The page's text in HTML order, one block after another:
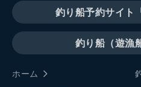
釣り船予約サイト
釣り船（遊漁
ホーム